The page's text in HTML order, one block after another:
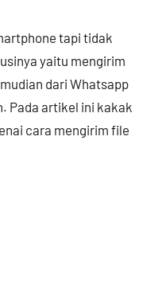
tapi tidak
yaitu mengirim
dari Whatsapp
Pada artikel ini kakak
cara mengirim file